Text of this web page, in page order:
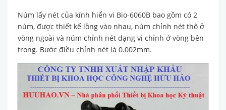
Núm lấy nét của kính hiển vi Bio-6060B bao gồm có 2
núm, được thiết kế lồng vào nhau, núm chỉnh nét thô ở
vòng ngoài và núm chỉnh nét dạng vi chỉnh ở vòng bên
trong. Bước điều chỉnh nét là 0.002mm.